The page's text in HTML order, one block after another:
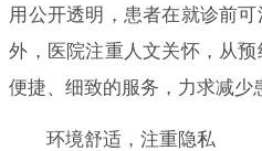
用公开透明，患者在就诊前
外，医院注重人文关怀，从
便捷、细致的服务，力求减少
环境舒适，注重隐私